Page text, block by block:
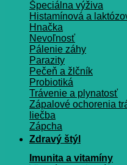
Špeciálna výživa
Histamínová a
Hnačka
Nevoľnosť
Pálenie záhy
Parazity
Pečeň a žlčník
Probiotiká
Trávenie a plynatosť
Zápalové ochorenia
liečba
Zápcha
Zdravý štýl
Imunita a vitamíny